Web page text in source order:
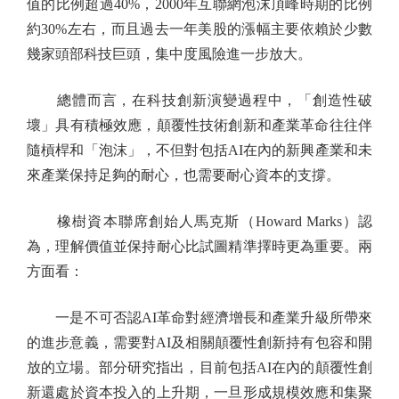
值的比例超過40%，2000年互聯網泡沫頂峰時期的比例
約30%左右，而且過去一年美股的漲幅主要依賴於少數
幾家頭部科技巨頭，集中度風險進一步放大。
總體而言，在科技創新演變過程中，「創造性破
壞」具有積極效應，顛覆性技術創新和產業革命往往伴
隨槓桿和「泡沫」，不但對包括AI在內的新興產業和未
來產業保持足夠的耐心，也需要耐心資本的支撐。
橡樹資本聯席創始人馬克斯（Howard Marks）認
為，理解價值並保持耐心比試圖精準擇時更為重要。兩
方面看：
一是不可否認AI革命對經濟增長和產業升級所帶來
的進步意義，需要對AI及相關顛覆性創新持有包容和開
放的立場。部分研究指出，目前包括AI在內的顛覆性創
新還處於資本投入的上升期，一旦形成規模效應和集聚